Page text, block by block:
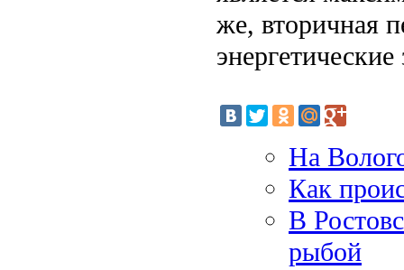
же, вторичная
энергетические
На
Как
В
рыбой